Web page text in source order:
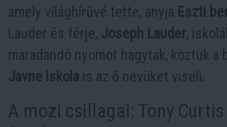
amely világhírűvé tette, anyja Eszti
Lauder és férje, Joseph Lauder,
maradandó nyomot hagytak, köztük a
Javne Iskola is az ő nevüket viseli.
A mozi csillagai: Tony